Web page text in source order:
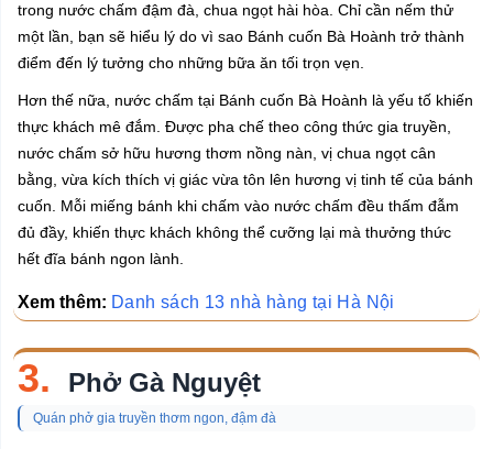
trong nước chấm đậm đà, chua ngọt hài hòa. Chỉ cần nếm thử
một lần, bạn sẽ hiểu lý do vì sao Bánh cuốn Bà Hoành trở thành
điểm đến lý tưởng cho những bữa ăn tối trọn vẹn.
Hơn thế nữa, nước chấm tại Bánh cuốn Bà Hoành là yếu tố khiến
thực khách mê đắm. Được pha chế theo công thức gia truyền,
nước chấm sở hữu hương thơm nồng nàn, vị chua ngọt cân
bằng, vừa kích thích vị giác vừa tôn lên hương vị tinh tế của bánh
cuốn. Mỗi miếng bánh khi chấm vào nước chấm đều thấm đẫm
đủ đầy, khiến thực khách không thể cưỡng lại mà thưởng thức
hết đĩa bánh ngon lành.
Xem thêm: Danh sách 13 nhà hàng tại Hà Nội
3. Phở Gà Nguyệt
Quán phở gia truyền thơm ngon, đậm đà